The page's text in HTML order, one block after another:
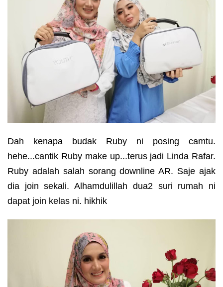
Dah kenapa budak Ruby ni posing camtu.
hehe...cantik Ruby make up...terus jadi Linda Rafar.
Ruby adalah salah sorang downline AR. Saje ajak
dia join sekali. Alhamdulillah dua2 suri rumah ni
dapat join kelas ni. hikhik